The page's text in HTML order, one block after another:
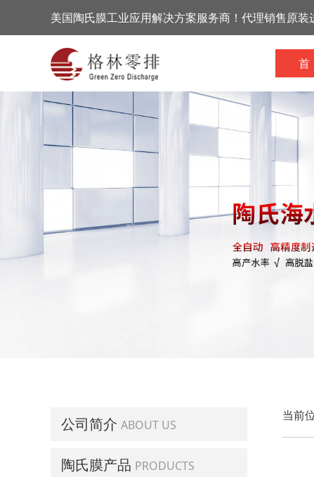
美国陶氏膜工业应用解决方案服务商！代理销售原装
公司简介 ABOUT US
陶氏膜产品 PRODUCTS
当前